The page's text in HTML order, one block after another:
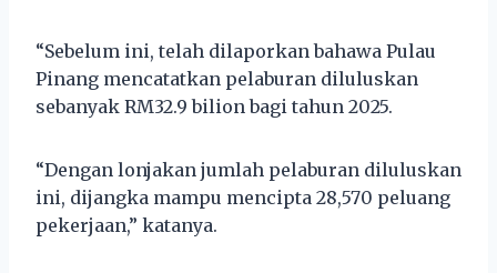
“Sebelum ini, telah dilaporkan bahawa Pulau
Pinang mencatatkan pelaburan diluluskan
sebanyak RM32.9 bilion bagi tahun 2025.
“Dengan lonjakan jumlah pelaburan diluluskan
ini, dijangka mampu mencipta 28,570 peluang
pekerjaan,” katanya.